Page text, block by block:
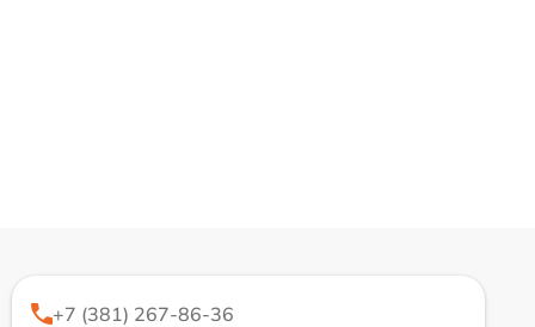
+7 (381) 267-86-36